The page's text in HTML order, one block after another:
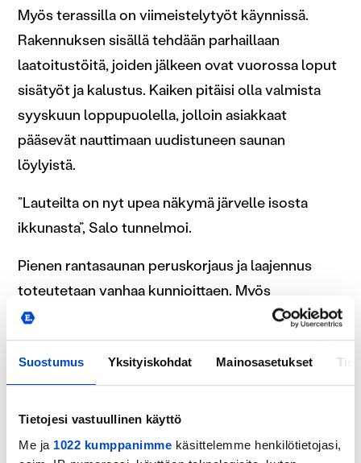
Suostumus Yksityiskohdat Mainosasetukset
Tietojesi vastuullinen käyttö
Me ja 1022 kumppanimme käsittelemme henkilötietojasi,
Myös terassilla on viimeistelytyöt käynnissä.
Rakennuksen sisällä tehdään parhaillaan
laatoitustöitä, joiden jälkeen ovat vuorossa loput
sisätyöt ja kalustus. Kaiken pitäisi olla valmista
syyskuun loppupuolella, jolloin asiakkaat
pääsevät nauttimaan uudistuneen saunan
löylyistä.
”Lauteilta on nyt upea näkymä järvelle isosta
ikkunasta”, Salo tunnelmoi.
Pienen rantasaunan peruskorjaus ja laajennus
toteutetaan vanhaa kunnioittaen. Myös
värimaailma säilyy vanhan saunan kaltaisena.
Rantasaunan peruskorjauksesta vastaa
forssalainen rakennusliike Laatu-JJ Rakennus Oy.